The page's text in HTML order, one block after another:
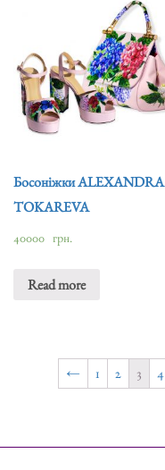
Босоніжки ALEXANDRA
TOKAREVA
40000 грн.
Read more
← 1 2 3 4